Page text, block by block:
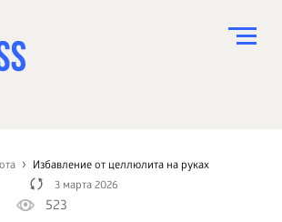
Избавление от целлюлита на руках
3 марта 2026
523